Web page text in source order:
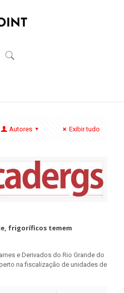
Autores Exibir tudo
frigoríficos temem
e Derivados do Rio Grande do
na fiscalização de unidades de